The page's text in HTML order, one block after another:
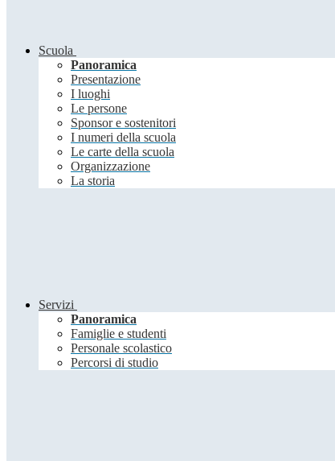
Scuola
Panoramica
Presentazione
I luoghi
Le persone
Sponsor e sostenitori
I numeri della scuola
Le carte della scuola
Organizzazione
La storia
Servizi
Panoramica
Famiglie e studenti
Personale scolastico
Percorsi di studio